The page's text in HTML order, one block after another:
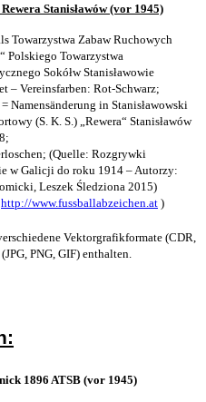
Stanisławów (vor 1945)
Towarzystwa Zabaw Ruchowych
Polskiego Towarzystwa
Sokółw Stanisławowie
– Vereinsfarben: Rot-Schwarz;
Namensänderung in Stanisławowski
(S. K. S.) „Rewera“ Stanisławów
(Quelle: Rozgrywki
w Galicji do roku 1914 – Autorzy:
Leszek Śledziona 2015)
http://www.fussballabzeichen.at )
Vektorgrafikformate (CDR,
PNG, GIF) enthalten.
1896 ATSB (vor 1945)